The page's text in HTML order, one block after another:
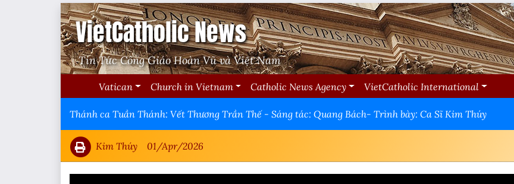
VietCatholic News
Tin Tức Công Giáo Hoàn Vũ và Việt Nam
Vatican Church in Vietnam Catholic News Agency VietCatholic International
Thánh ca Tuần Thánh: Vết Thương Trần Thế - Sáng tác: Quang Bách- Trình bày: Ca Sĩ Kim Thúy
Kim Thúy 01/Apr/2026